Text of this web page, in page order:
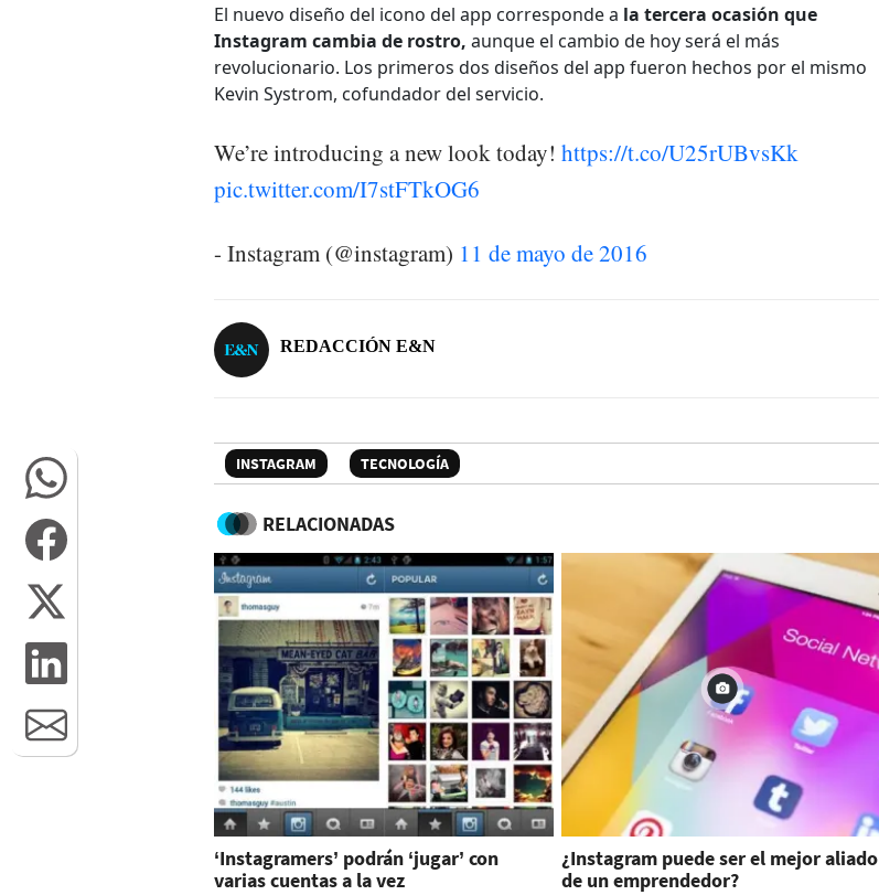
El nuevo diseño del icono del app corresponde a la tercera ocasión que
Instagram cambia de rostro, aunque el cambio de hoy será el más
revolucionario. Los primeros dos diseños del app fueron hechos por el mismo
Kevin Systrom, cofundador del servicio.
We’re introducing a new look today! https://t.co/U25rUBvsKk
pic.twitter.com/I7stFTkOG6
- Instagram (@instagram) 11 de mayo de 2016
REDACCIÓN E&N
INSTAGRAM TECNOLOGÍA
RELACIONADAS
‘Instagramers’ podrán ‘jugar’ con
varias cuentas a la vez
¿Instagram puede ser el mejor aliado
de un emprendedor?